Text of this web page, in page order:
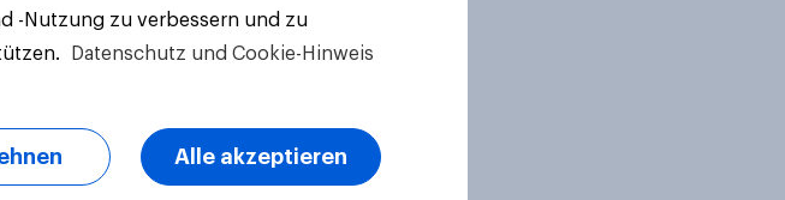
-Nutzung zu verbessern und zu
Datenschutz und Cookie-Hinweis
Alle akzeptieren